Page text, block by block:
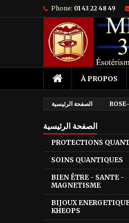
Phone: 01 43 22 48 49
À PROPOS
الصفحة الرئيسية
الصفحة الرئيسية
PROTECTIONS
SOINS QUANTIQUES
BIEN ÊTRE - SANTE -
MAGNETISME
BIJOUX
KHEOPS